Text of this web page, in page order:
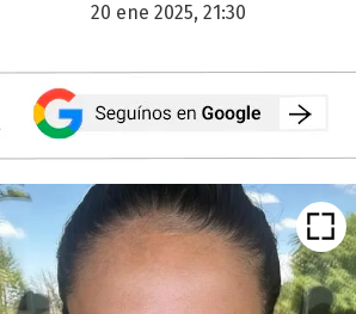
20 ene 2025, 21:30